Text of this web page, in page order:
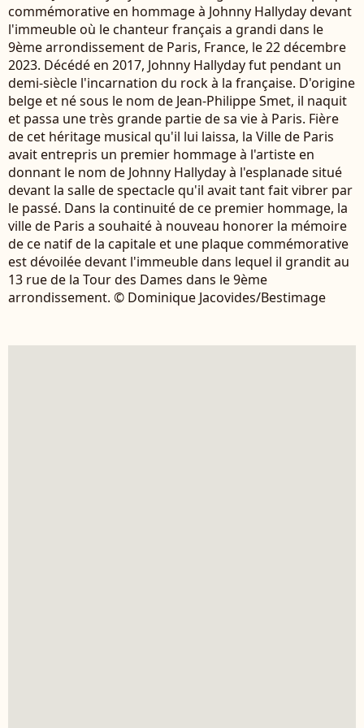
commémorative en hommage à Johnny Hallyday devant
l'immeuble où le chanteur français a grandi dans le
9ème arrondissement de Paris, France, le 22 décembre
2023. Décédé en 2017, Johnny Hallyday fut pendant un
demi-siècle l'incarnation du rock à la française. D'origine
belge et né sous le nom de Jean-Philippe Smet, il naquit
et passa une très grande partie de sa vie à Paris. Fière
de cet héritage musical qu'il lui laissa, la Ville de Paris
avait entrepris un premier hommage à l'artiste en
donnant le nom de Johnny Hallyday à l'esplanade situé
devant la salle de spectacle qu'il avait tant fait vibrer par
le passé. Dans la continuité de ce premier hommage, la
ville de Paris a souhaité à nouveau honorer la mémoire
de ce natif de la capitale et une plaque commémorative
est dévoilée devant l'immeuble dans lequel il grandit au
13 rue de la Tour des Dames dans le 9ème
arrondissement. © Dominique Jacovides/Bestimage